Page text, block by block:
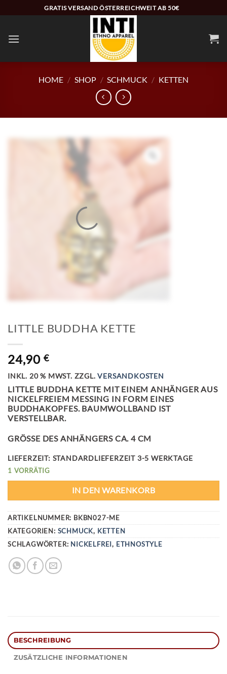
Inhalt
GRATIS VERSAND ÖSTERREICHWEIT AB 50€
HOME / SHOP / SCHMUCK / KETTEN
LITTLE BUDDHA KETTE
24,90 €
INKL. 20 % MWST. ZZGL.VERSANDKOSTEN
LITTLE BUDDHA KETTE MIT EINEM ANHÄNGER AUS
NICKELFREIEM MESSING IN FORM EINES
BUDDHAKOPFES. BAUMWOLLBAND IST
VERSTELLBAR.
GRÖSSE DES ANHÄNGERS CA. 4 CM
LIEFERZEIT: STANDARDLIEFERZEIT 3-5 WERKTAGE
1 VORRÄTIG
IN DEN WARENKORB
ARTIKELNUMMER: BKBN027-ME
KATEGORIEN: SCHMUCK, KETTEN
SCHLAGWÖRTER: NICKELFREI, ETHNOSTYLE
BESCHREIBUNG
ZUSÄTZLICHE INFORMATIONEN